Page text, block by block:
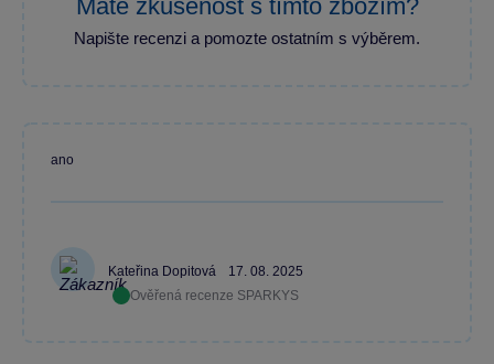
Máte zkušenost s tímto zbožím?
Napište recenzi a pomozte ostatním s výběrem.
Kateřina Dopitová
17. 08. 2025
Ověřená recenze SPARKYS
ano